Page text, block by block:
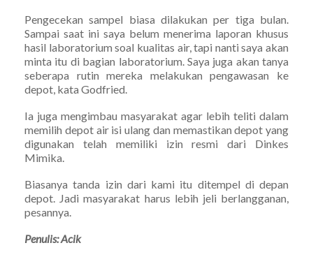
Pengecekan sampel biasa dilakukan per tiga bulan.
Sampai saat ini saya belum menerima laporan khusus
hasil laboratorium soal kualitas air, tapi nanti saya akan
minta itu di bagian laboratorium. Saya juga akan tanya
seberapa rutin mereka melakukan pengawasan ke
depot, kata Godfried.
Ia juga mengimbau masyarakat agar lebih teliti dalam
memilih depot air isi ulang dan memastikan depot yang
digunakan telah memiliki izin resmi dari Dinkes
Mimika.
Biasanya tanda izin dari kami itu ditempel di depan
depot. Jadi masyarakat harus lebih jeli berlangganan,
pesannya.
Penulis: Acik